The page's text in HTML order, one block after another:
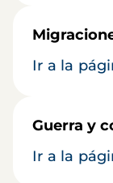
Ir a la
Guerra y
Ir a la